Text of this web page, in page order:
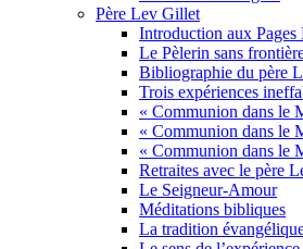
Père Lev Gillet
Introduction aux
Le Pèlerin sans
Bibliographie du père
Trois expériences
« Communion dans le
« Communion dans le
« Communion dans le
Retraites avec le père
Le Seigneur-Amour
Méditations bibliques
La tradition